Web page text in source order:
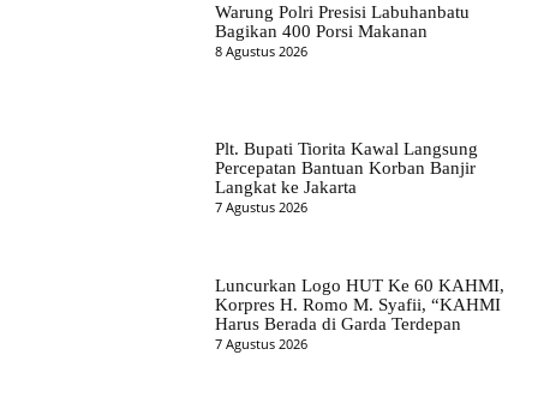
Warung Polri Presisi Labuhanbatu
Bagikan 400 Porsi Makanan
8 Agustus 2026
Plt. Bupati Tiorita Kawal Langsung
Percepatan Bantuan Korban Banjir
Langkat ke Jakarta
7 Agustus 2026
Luncurkan Logo HUT Ke 60 KAHMI,
Korpres H. Romo M. Syafii, “KAHMI
Harus Berada di Garda Terdepan
7 Agustus 2026